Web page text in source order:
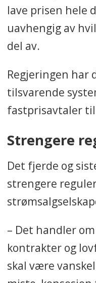
lave prisen hele
uavhengig av
del av.
Regjeringen har
tilsvarende
fastprisavtaler
Strengere
Det fjerde og
strengere
– Det handler
kontrakter og
skal være